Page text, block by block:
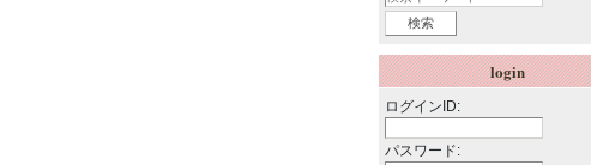
login
ログインID:
パスワード: